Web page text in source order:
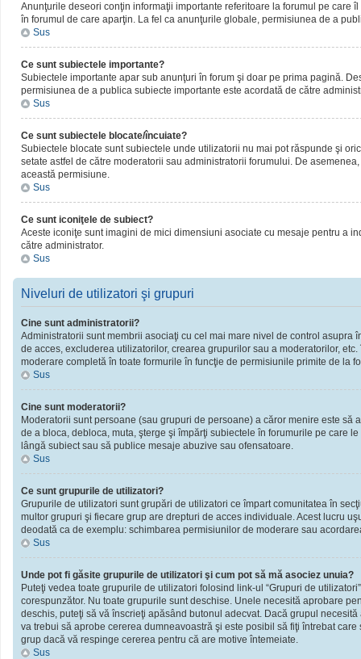
Anunţurile deseori conţin informaţii importante referitoare la forumul pe care
în forumul de care aparţin. La fel ca anunţurile globale, permisiunea de a
Sus
Ce sunt subiectele importante?
Subiectele importante apar sub anunţuri în forum şi doar pe prima pagină.
permisiunea de a publica subiecte importante este acordată de către
Sus
Ce sunt subiectele blocate/încuiate?
Subiectele blocate sunt subiectele unde utilizatorii nu mai pot răspunde şi
setate astfel de către moderatorii sau administratorii forumului. De
această permisiune.
Sus
Ce sunt iconiţele de subiect?
Aceste iconiţe sunt imagini de mici dimensiuni asociate cu mesaje pentru a
către administrator.
Sus
Niveluri de utilizatori şi grupuri
Cine sunt administratorii?
Administratorii sunt membrii asociaţi cu cel mai mare nivel de control
de acces, excluderea utilizatorilor, crearea grupurilor sau a moderatorilor,
moderare completă în toate formurile în funcţie de permisiunile primite de la
Sus
Cine sunt moderatorii?
Moderatorii sunt persoane (sau grupuri de persoane) a căror menire este
de a bloca, debloca, muta, şterge şi împărţi subiectele în forumurile pe care
lângă subiect sau să publice mesaje abuzive sau ofensatoare.
Sus
Ce sunt grupurile de utilizatori?
Grupurile de utilizatori sunt grupări de utilizatori ce împart comunitatea în
multor grupuri şi fiecare grup are drepturi de acces individuale. Acest lucru
deodată ca de exemplu: schimbarea permisiunilor de moderare sau
Sus
Unde pot fi găsite grupurile de utilizatori şi cum pot să mă asociez unuia?
Puteţi vedea toate grupurile de utilizatori folosind link-ul “Grupuri de
corespunzător. Nu toate grupurile sunt deschise. Unele necesită aprobare
deschis, puteţi să vă înscrieţi apăsând butonul adecvat. Dacă grupul
va trebui să aprobe cererea dumneavoastră şi este posibil să fiţi întrebat
grup dacă vă respinge cererea pentru că are motive întemeiate.
Sus